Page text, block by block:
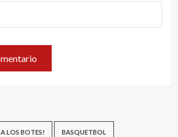
A LOS BOTES! BASQUETBOL